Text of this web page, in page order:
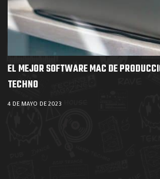
EL MEJOR SOFTWARE MAC DE
TECHNO
4 DE MAYO DE 2023